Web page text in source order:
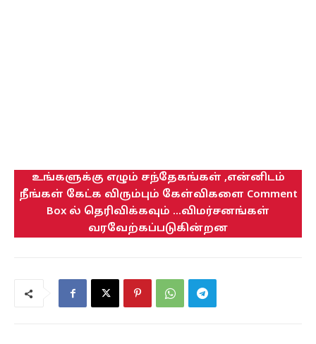
உங்களுக்கு எழும் சந்தேகங்கள் ,என்னிடம்
நீங்கள் கேட்க விரும்பும் கேள்விகளை Comment
Box ல் தெரிவிக்கவும் ...விமர்சனங்கள்
வரவேற்கப்படுகின்றன